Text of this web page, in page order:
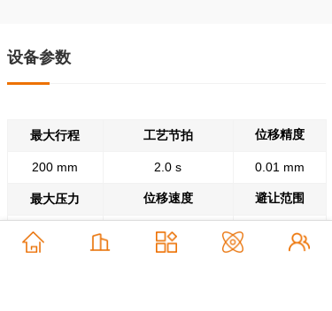
设备参数
最大行程 工艺节拍 位移精度
200 mm 2.0 s 0.01 mm
最大压力 位移速度 避让范围
300 mm/s